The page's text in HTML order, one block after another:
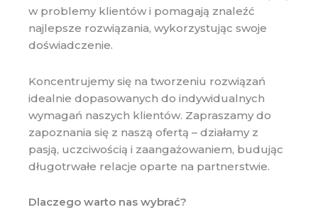
w problemy klientów i pomagają znaleźć
najlepsze rozwiązania, wykorzystując swoje
doświadczenie.
Koncentrujemy się na tworzeniu rozwiązań
idealnie dopasowanych do indywidualnych
wymagań naszych klientów. Zapraszamy do
zapoznania się z naszą ofertą – działamy z
pasją, uczciwością i zaangażowaniem, budując
długotrwałe relacje oparte na partnerstwie.
Dlaczego warto nas wybrać?